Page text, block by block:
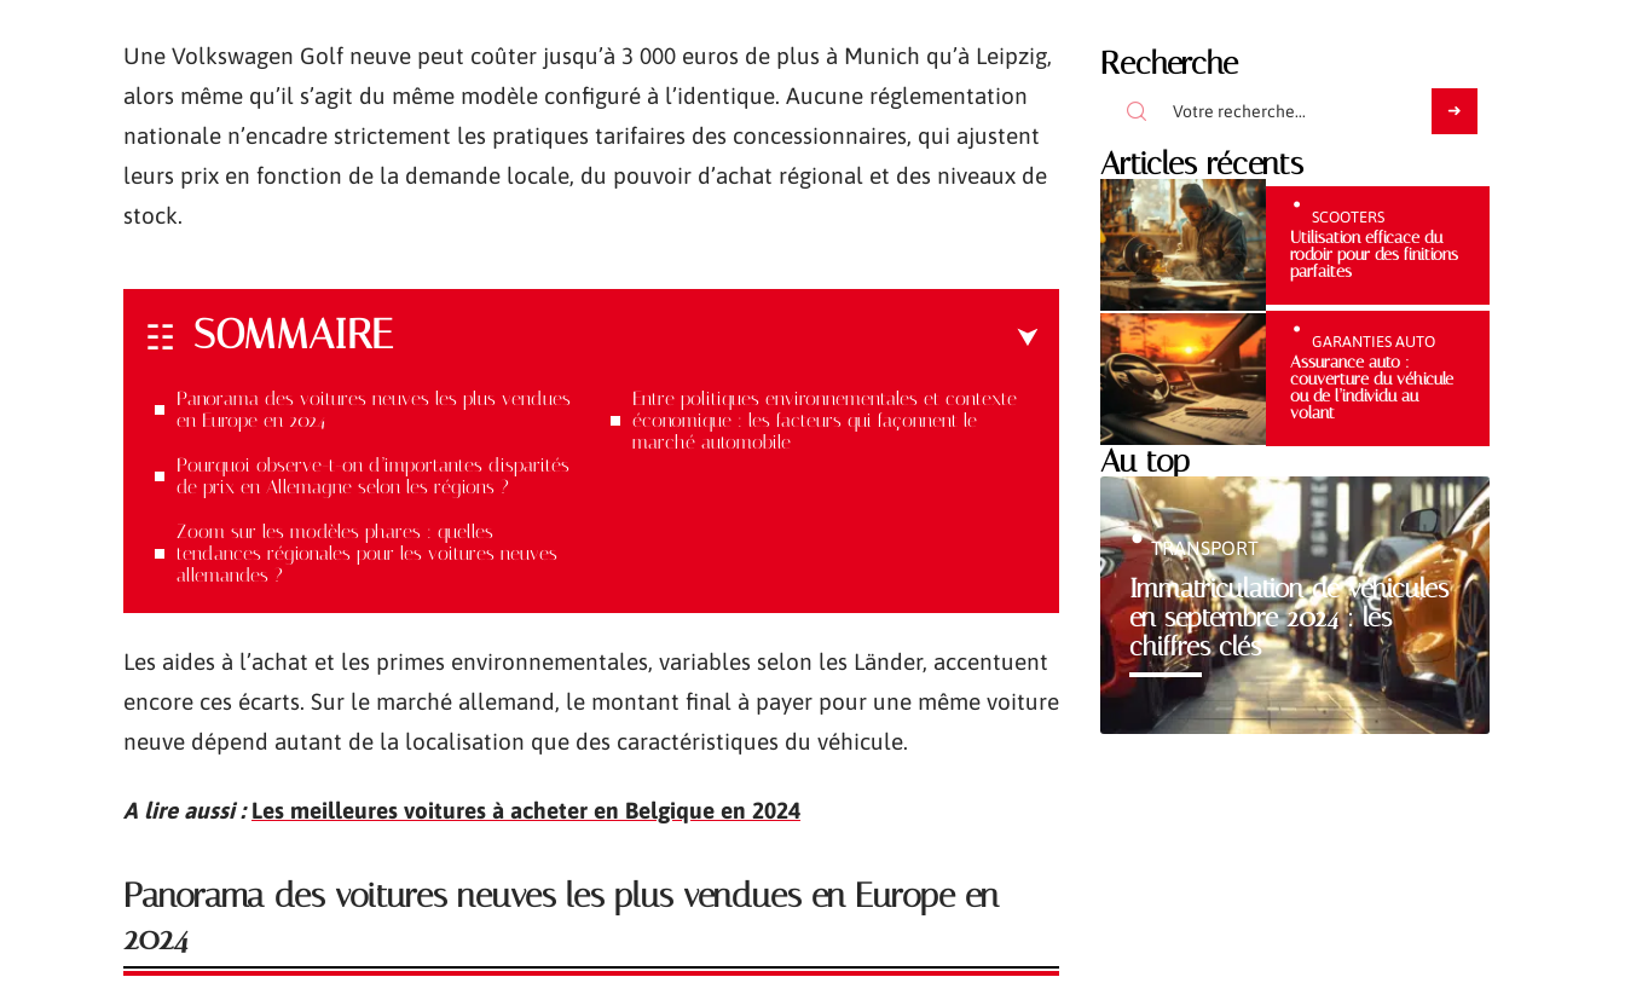
Une Volkswagen Golf neuve peut coûter jusqu’à 3 000 euros de plus à Munich qu’à Leipzig,
alors même qu’il s’agit du même modèle configuré à l’identique. Aucune réglementation
nationale n’encadre strictement les pratiques tarifaires des concessionnaires, qui ajustent
leurs prix en fonction de la demande locale, du pouvoir d’achat régional et des niveaux de
stock.
SOMMAIRE
Panorama des voitures neuves les plus vendues
en Europe en 2024
Pourquoi observe-t-on d’importantes disparités
de prix en Allemagne selon les régions ?
Zoom sur les modèles phares : quelles
tendances régionales pour les voitures neuves
allemandes ?
Entre politiques environnementales et contexte
économique : les facteurs qui façonnent le
marché automobile
Les aides à l’achat et les primes environnementales, variables selon les Länder, accentuent
encore ces écarts. Sur le marché allemand, le montant final à payer pour une même voiture
neuve dépend autant de la localisation que des caractéristiques du véhicule.
A lire aussi : Les meilleures voitures à acheter en Belgique en 2024
Panorama des voitures neuves les plus vendues en Europe en
2024
Recherche
Articles récents
SCOOTERS
Utilisation efficace du
rodoir pour des finitions
parfaites
GARANTIES AUTO
Assurance auto :
couverture du véhicule
ou de l’individu au
volant
Au top
Immatriculation de véhicules
en septembre 2024 : les
chiffres clés
TRANSPORT